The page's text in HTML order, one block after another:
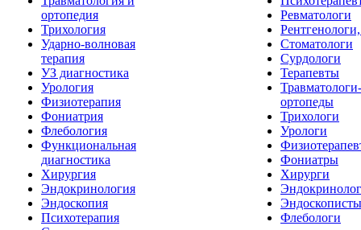
ортопедия
Трихология
Ударно-волновая
терапия
УЗ диагностика
Урология
Физиотерапия
Фониатрия
Флебология
Функциональная
диагностика
Хирургия
Эндокринология
Эндоскопия
Психотерапия
Ревматологи
Стоматологи
Сурдологи
Терапевты
Травматологи-
ортопеды
Трихологи
Урологи
Фониатры
Хирурги
Эндоскописты
Флебологи